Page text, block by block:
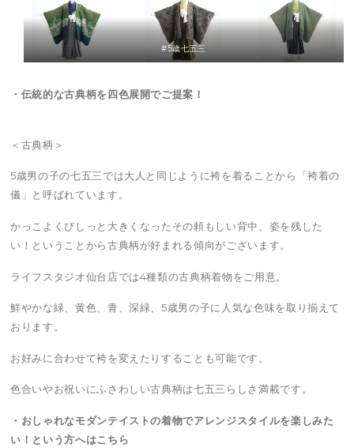
#5歳七五三
・伝統的な古典柄を四色展開でご提案！
＜古典柄＞
5歳男の子の七五三では大人と同じように袴を着ることから「袴着の
儀」と呼ばれています。
かっこよくびしっと大きくなったその頼もしい背中、姿を残した
い！ということから古典柄が好まれる傾向がございます。
ライフスタジオ仙台店では4種類の古典柄着物をご用意。
鮮やかな緑、黄色、青、深緑、5歳男の子に人気な色味を取り揃えて
おります。
お好みに合わせて袴を変えたりすることも可能です。
色合いやお祝いにふさわしい古典柄は七五三らしさ満載です。
・おしゃれなモダンテイストの着物でアレンジスタイルを楽しみた
い！という方へはこちら